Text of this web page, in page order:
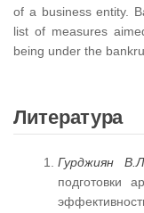
of a business entity.
list of measures
being under the
Литература
Гурджиян
подготовки